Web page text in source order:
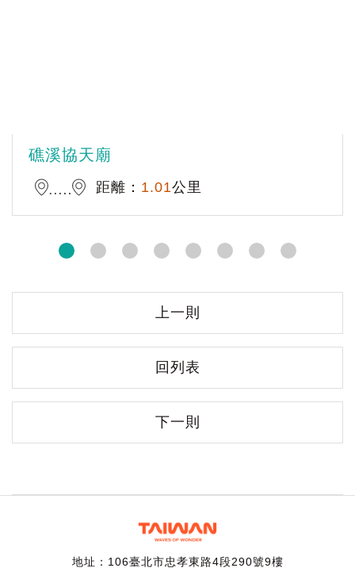
礁溪協天廟
距離： 1.01公里
上一則
回列表
下一則
地址：106臺北市忠孝東路4段290號9樓